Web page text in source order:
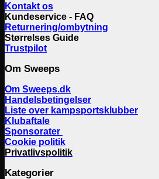
Kontakt os
Kundeservice - FAQ
Returnering/ombytning
Størrelses Guide
Trustpilot
Om Sweeps
Om Sweeps.dk
Handelsbetingelser
Liste over kampsportsklubber
Klubaftale
Sponsorater
Cookie politik
Privatlivspolitik
Kategorier